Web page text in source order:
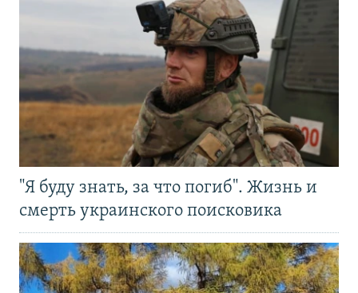
"Я буду знать, за что погиб". Жизнь и
смерть украинского поисковика